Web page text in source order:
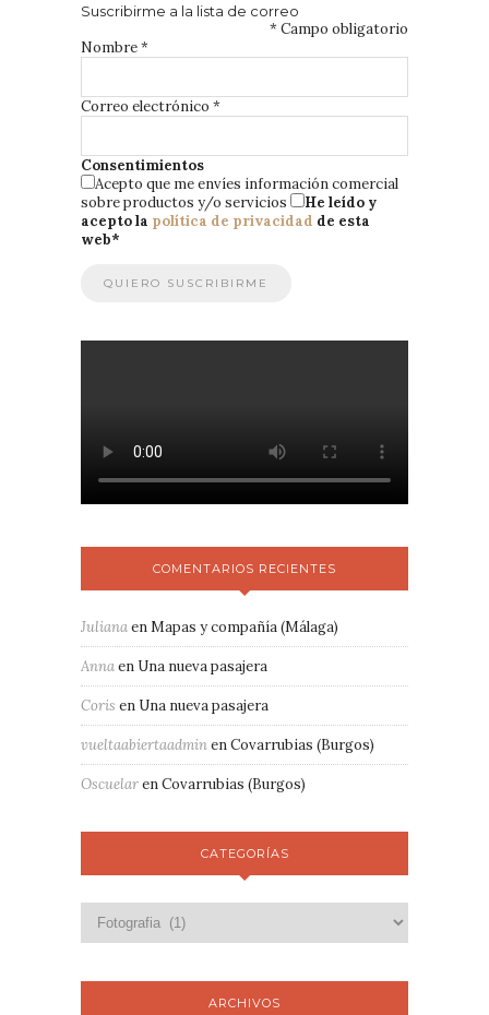
Suscribirme a la lista de correo
* Campo obligatorio
Nombre*
Correo electrónico *
Consentimientos
Acepto que me envíes información comercial
sobre productos y/o servicios
He leído y
acepto la política de privacidad de esta
web*
COMENTARIOS RECIENTES
JulianaenMapas y compañía (Málaga)
Annaen Una nueva pasajera
Coris en Una nueva pasajera
vueltaabiertaadminenCovarrubias (Burgos)
OscuelarenCovarrubias (Burgos)
CATEGORÍAS
ARCHIVOS